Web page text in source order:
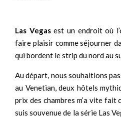
Las Vegasest un endroit où
faire plaisir comme séjourner
qui bordent le strip du nord au
Au départ, nous souhaitions
au Venetian, deux hôtels
prix des chambres m’a vite fait
suis souvenue de la série Las